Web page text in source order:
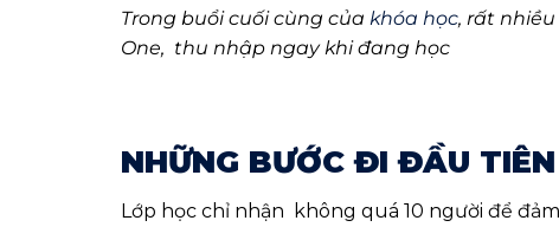
Trong buổi cuối cùng của khóa học, rất
One, thu nhập ngay khi đang học
NHỮNG BƯỚC ĐI ĐẦU TIÊN
Lớp học chỉ nhận không quá 10 người để